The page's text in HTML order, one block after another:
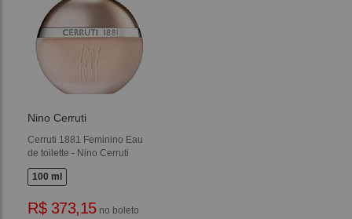
Nino Cerruti
Cerruti 1881 Feminino Eau
de toilette - Nino Cerruti
100 ml
R$ 373,15no boleto